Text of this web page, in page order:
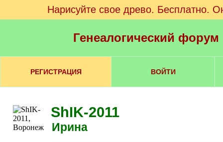
Нарисуйте свое древо. Бесплатно.
Генеалогический
РЕГИСТРАЦИЯ ВОЙТИ
ShIK-2011
Ирина